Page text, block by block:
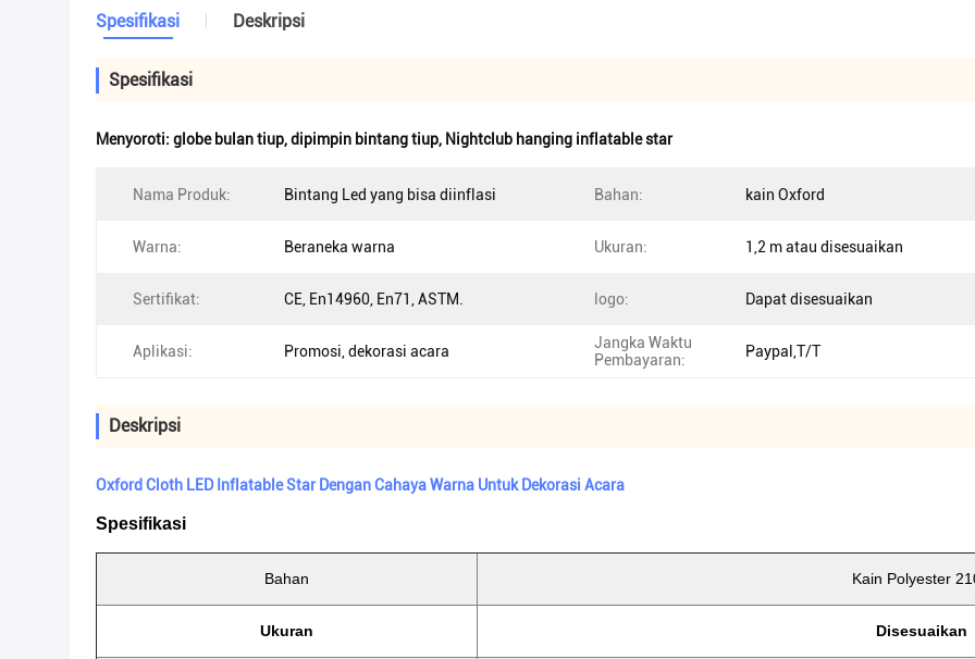
Spesifikasi Deskripsi
Spesifikasi
Menyoroti: globe bulan tiup,dipimpin bintang tiup, Nightclub hanging inflatable star
Nama Produk: Bintang Led yang bisa diinflasi Bahan: kain Oxford
Warna: Beraneka warna Ukuran: 1,2 m atau disesuaikan
Sertifikat: CE, En14960, En71, ASTM. logo: Dapat disesuaikan
Aplikasi: Promosi, dekorasi acara
Jangka Waktu
Pembayaran:
Paypal,T/T
Deskripsi
Oxford Cloth LED Inflatable Star Dengan Cahaya Warna Untuk Dekorasi Acara
Spesifikasi
Bahan Kain Polyester
Ukuran Disesuaikan